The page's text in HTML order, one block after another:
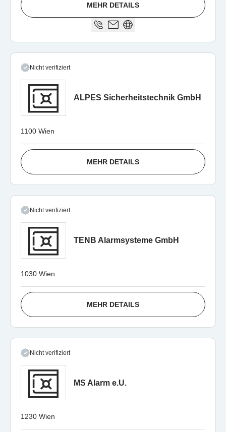
MEHR DETAILS
Nicht verifiziert
ALPES Sicherheitstechnik GmbH
1100 Wien
MEHR DETAILS
Nicht verifiziert
TENB Alarmsysteme GmbH
1030 Wien
MEHR DETAILS
Nicht verifiziert
MS Alarm e.U.
1230 Wien